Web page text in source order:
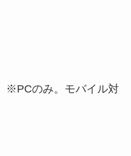
※PCのみ。モバイル対